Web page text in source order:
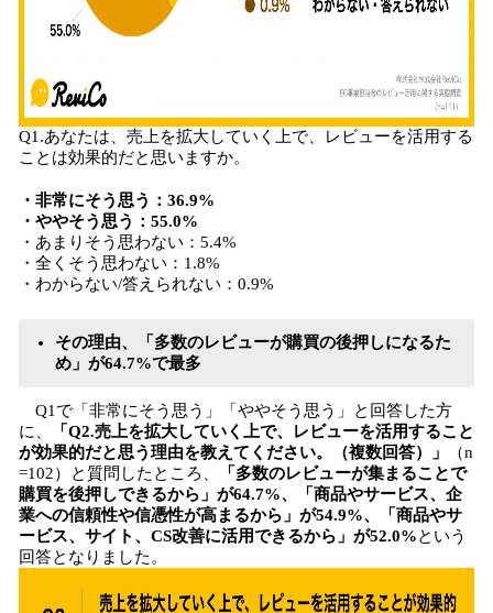
Q1.あなたは、売上を拡大していく上で、レビューを活用する
ことは効果的だと思いますか。
・非常にそう思う：36.9%
・ややそう思う：55.0%
・あまりそう思わない：5.4%
・全くそう思わない：1.8%
・わからない/答えられない：0.9%
その理由、「多数のレビューが購買の後押しになるた
め」が64.7%で最多
Q1で「非常にそう思う」「ややそう思う」と回答した方
に、
「Q2.売上を拡大していく上で、レビューを活用すること
が効果的だと思う理由を教えてください。（複数回答）」
（n
=102）と質問したところ、
「多数のレビューが集まることで
購買を後押しできるから」が64.7%、「商品やサービス、企
業への信頼性や信憑性が高まるから」が54.9%、「商品やサ
ービス、サイト、CS改善に活用できるから」が52.0%という
回答となりました。